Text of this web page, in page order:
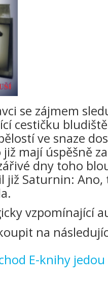
se zájmem
cestičku
ve snaze
mají úspěšně
dny toho
již Saturnin:
vzpomínající
na
E-knihy jedou